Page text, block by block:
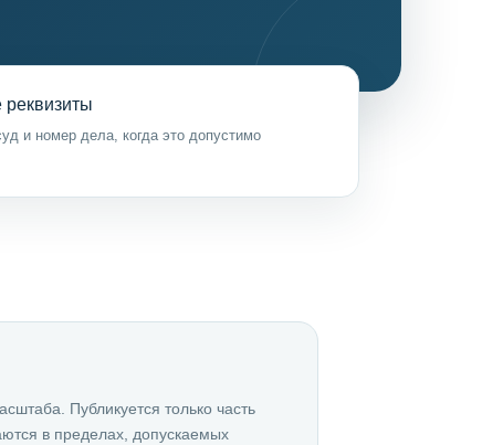
и номер дела, когда это допустимо
Публикуется только часть
в пределах, допускаемых